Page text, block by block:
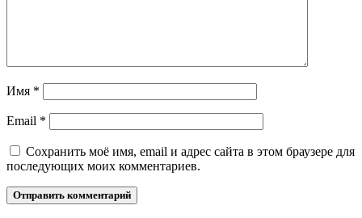
Имя *
Email *
Сохранить моё имя, email и адрес сайта в этом браузере для
последующих моих комментариев.